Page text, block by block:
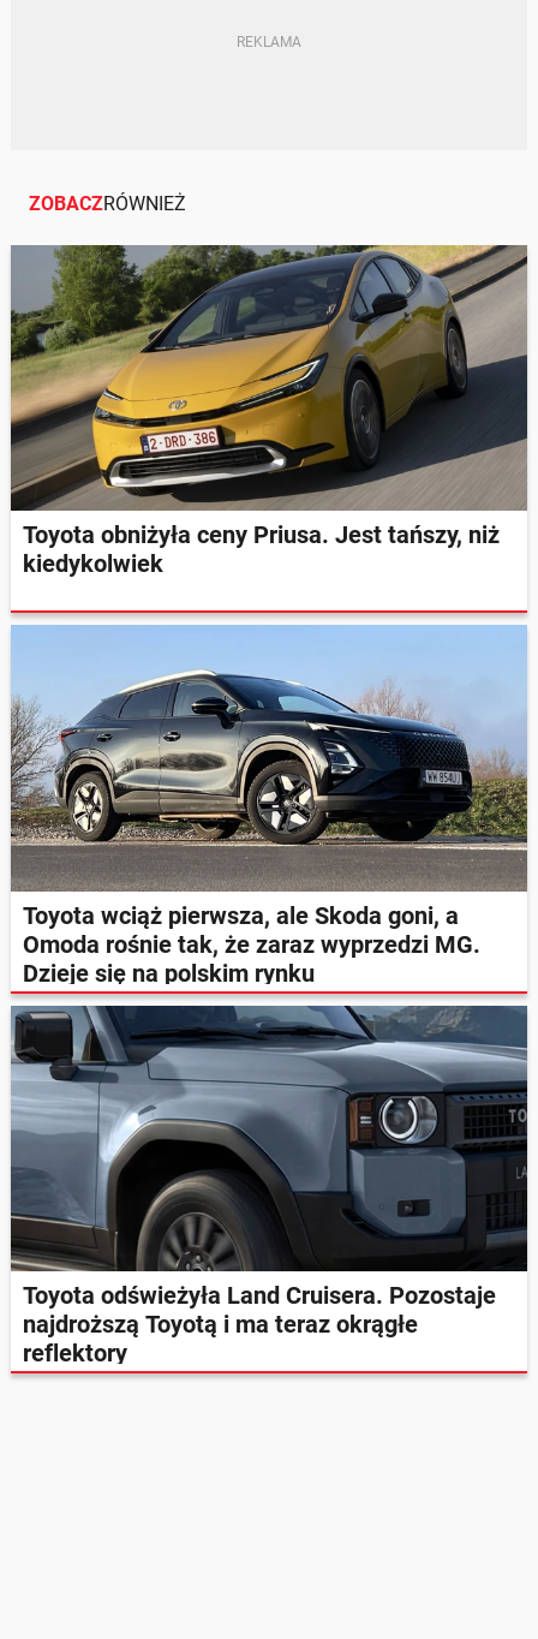
ZOBACZRÓWNIEŻ
Toyota obniżyła ceny Priusa. Jest tańszy, niż
kiedykolwiek
Toyota wciąż pierwsza, ale Skoda goni, a
Omoda rośnie tak, że zaraz wyprzedzi MG.
Dzieje się na polskim rynku
Toyota odświeżyła Land Cruisera. Pozostaje
najdroższą Toyotą i ma teraz okrągłe
reflektory